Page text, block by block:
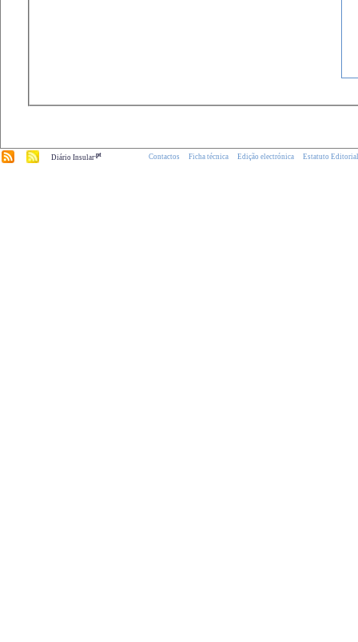
Diário Insular.pt Contactos Ficha técnica Edição electrónica Estatuto Editorial